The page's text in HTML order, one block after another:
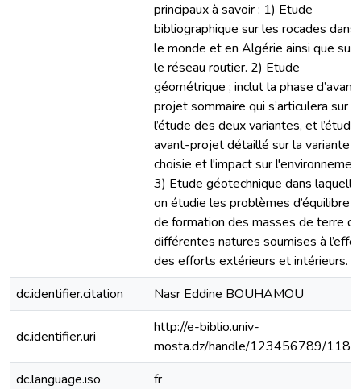
principaux à savoir : 1) Etude
bibliographique sur les rocades dans
le monde et en Algérie ainsi que sur
le réseau routier. 2) Etude
géométrique ; inclut la phase
projet sommaire qui s’articulera sur
l’étude des deux variantes, et l’étude
avant-projet détaillé sur la variante
choisie et l'impact sur
3) Etude géotechnique dans laquelle
on étudie les problèmes d’équilibre
de formation des masses de terre de
différentes natures soumises à l’effet
des efforts extérieurs et intérieurs.
dc.identifier.citation
Nasr Eddine BOUHAMOU
dc.identifier.uri
http://e-biblio.univ-
mosta.dz/handle/123456789/
dc.language.iso
fr